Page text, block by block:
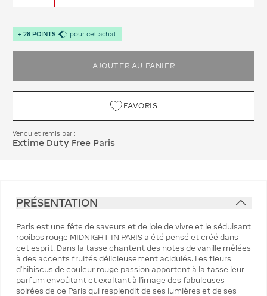
+ 28 POINTS pour cet achat
AJOUTER AU PANIER
FAVORIS
Vendu et remis par :
Extime Duty Free Paris
PRÉSENTATION
Paris est une fête de saveurs et de joie de vivre et le séduisant
rooibos rouge MIDNIGHT IN PARIS a été pensé et créé dans
cet esprit. Dans la tasse chantent des notes de vanille mêlées
à des accents fruités délicieusement acidulés. Les fleurs
d’hibiscus de couleur rouge passion apportent à la tasse leur
parfum envoûtant et exaltant à l’image des fabuleuses
soirées de ce Paris qui resplendit de ses lumières et de ses